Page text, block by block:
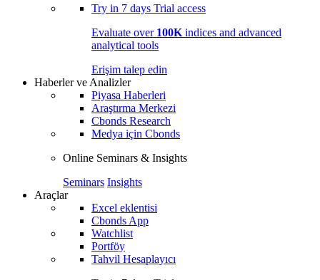
Try in 7 days Trial access
Evaluate over 100K indices and advanced
analytical tools
Erişim talep edin
Haberler ve Analizler
Piyasa Haberleri
Araştırma Merkezi
Cbonds Research
Medya için Cbonds
Online Seminars & Insights
Seminars Insights
Araçlar
Excel eklentisi
Cbonds App
Watchlist
Portföy
Tahvil Hesaplayıcı